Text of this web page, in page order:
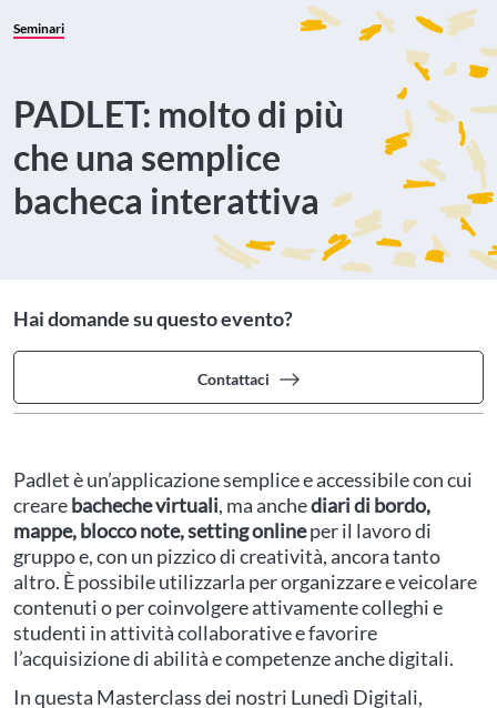
Seminari
PADLET: molto di più
che una semplice
bacheca interattiva
Hai domande su questo evento?
Contattaci
Padlet è un’applicazione semplice e accessibile con cui
crearebacheche virtuali, ma anchediari di bordo,
mappe, blocco note, setting onlineper il lavoro di
gruppo e, con un pizzico di creatività, ancora tanto
altro. È possibile utilizzarla per organizzare e veicolare
contenuti o per coinvolgere attivamente colleghi e
studenti in attività collaborative e favorire
l’acquisizione di abilità e competenze anche digitali.
In questa Masterclass dei nostri Lunedì Digitali,